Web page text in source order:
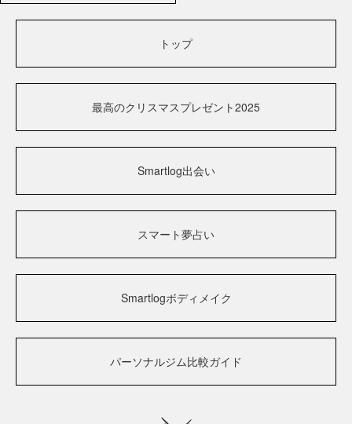
トップ
最高のクリスマスプレゼント2025
Smartlog出会い
スマート夢占い
Smartlogボディメイク
パーソナルジム比較ガイド